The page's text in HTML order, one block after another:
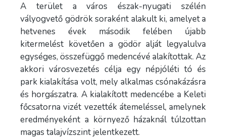
A terület a város észak-nyugati szélén
vályogvető gödrök soraként alakult ki, amelyet a
hetvenes évek második felében újabb
kitermelést követően a gödör alját legyalulva
egységes, összefüggő medencévé alakítottak. Az
akkori városvezetés célja egy népjóléti tó és
park kialakítása volt, mely alkalmas csónakázásra
és horgászatra. A kialakított medencébe a Keleti
főcsatorna vizét vezették átemeléssel, amelynek
eredményeként a környező házaknál túlzottan
magas talajvízszint jelentkezett.